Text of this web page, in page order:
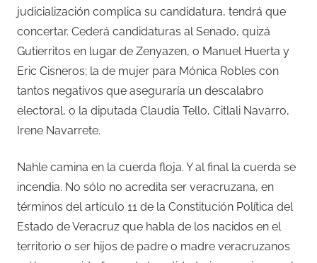
judicialización complica su candidatura, tendrá que
concertar. Cederá candidaturas al Senado, quizá
Gutierritos en lugar de Zenyazen, o Manuel Huerta y
Eric Cisneros; la de mujer para Mónica Robles con
tantos negativos que aseguraría un descalabro
electoral, o la diputada Claudia Tello, Citlali Navarro,
Irene Navarrete.
Nahle camina en la cuerda floja. Y al final la cuerda se
incendia. No sólo no acredita ser veracruzana, en
términos del artículo 11 de la Constitución Política del
Estado de Veracruz que habla de los nacidos en el
territorio o ser hijos de padre o madre veracruzanos